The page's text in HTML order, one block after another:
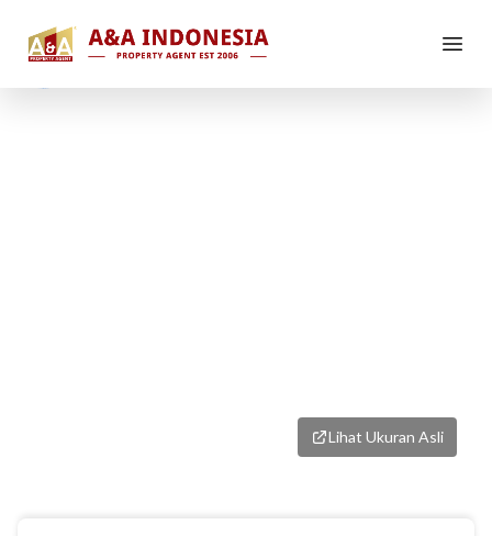
Lihat Ukuran Asli